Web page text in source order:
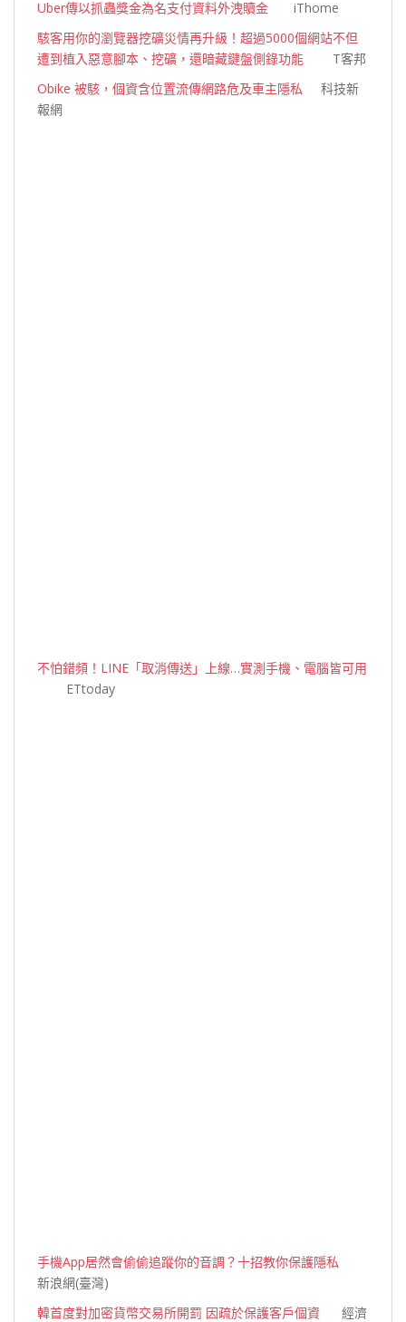
Uber傳以抓蟲獎金為名支付資料外洩贖金 iThome
駭客用你的瀏覽器挖礦災情再升級！超過5000個網站不但
遭到植入惡意腳本、挖礦，還暗藏鍵盤側錄功能 T客邦
Obike 被駭，個資含位置流傳網路危及車主隱私 科技新
報網
不怕錯頻！LINE「取消傳送」上線…實測手機、電腦皆可用
ETtoday
手機App居然會偷偷追蹤你的音調？十招教你保護隱私
新浪網(臺灣)
韓首度對加密貨幣交易所開罰 因疏於保護客戶個資 經濟